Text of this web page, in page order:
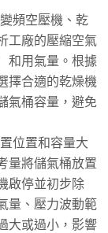
頻空壓機、乾
工廠的壓縮空氣
和用氣量。根據
擇合適的乾燥機
氣桶容量，避免
位置和容量大
量將儲氣桶放置
啟停並初步除
量、壓力波動範
大或過小，影響